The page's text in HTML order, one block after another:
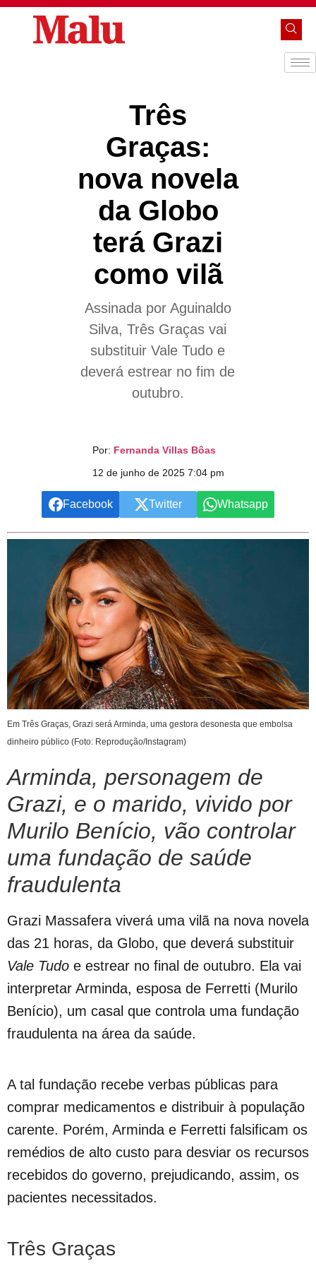
Três
Graças:
nova novela
da Globo
terá Grazi
como vilã
Assinada por Aguinaldo
Silva, Três Graças vai
substituir Vale Tudo e
deverá estrear no fim de
outubro.
Por: Fernanda Villas Bôas
12 de junho de 2025 7:04 pm
Facebook Twitter Whatsapp
Em Três Graças, Grazi será Arminda, uma gestora desonesta que embolsa
dinheiro público (Foto: Reprodução/Instagram)
Arminda, personagem de
Grazi, e o marido, vivido por
Murilo Benício, vão controlar
uma fundação de saúde
fraudulenta
Grazi Massafera viverá uma vilã na nova novela
das 21 horas, da Globo, que deverá substituir
Vale Tudo e estrear no final de outubro. Ela vai
interpretar Arminda, esposa de Ferretti (Murilo
Benício), um casal que controla uma fundação
fraudulenta na área da saúde.
A tal fundação recebe verbas públicas para
comprar medicamentos e distribuir à população
carente. Porém, Arminda e Ferretti falsificam os
remédios de alto custo para desviar os recursos
recebidos do governo, prejudicando, assim, os
pacientes necessitados.
Três Graças